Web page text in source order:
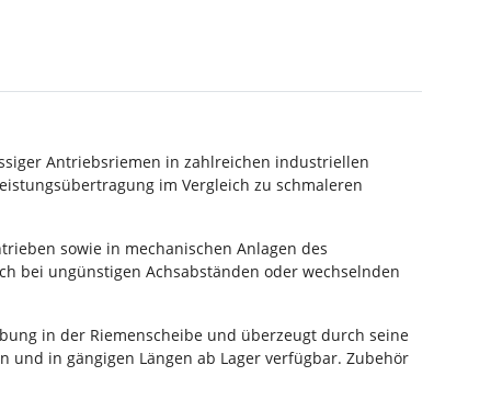
Antriebsriemen in zahlreichen industriellen
im Vergleich zu schmaleren
sowie in mechanischen Anlagen des
bei ungünstigen Achsabständen oder wechselnden
in der Riemenscheibe und überzeugt durch seine
und in gängigen Längen ab Lager verfügbar. Zubehör